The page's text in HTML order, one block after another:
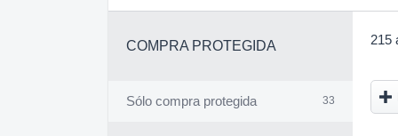
215
COMPRA PROTEGIDA
33
Sólo compra protegida